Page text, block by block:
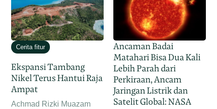
Cerita fitur
Ekspansi Tambang
Nikel Terus Hantui Raja
Ampat
Achmad Rizki Muazam
Ancaman Badai
Matahari Bisa Dua Kali
Lebih Parah dari
Perkiraan, Ancam
Jaringan Listrik dan
Satelit Global: NASA